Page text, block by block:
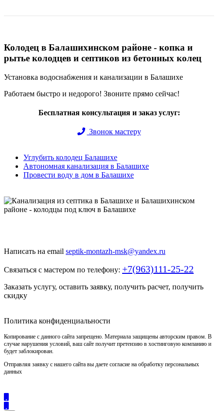
Колодец в Балашихинском районе - копка и
рытье колодцев и септиков из бетонных колец
Установка водоснабжения и канализации в Балашихе
Работаем быстро и недорого! Звоните прямо сейчас!
Бесплатная консультация и заказ услуг:
Звонок мастеру
Углубить колодец Балашихе
Автономная канализация в Балашихе
Провести воду в дом в Балашихе
Написать на email septik-montazh-msk@yandex.ru
Связаться с мастером по телефону: +7(963)111-25-22
Заказать услугу, оставить заявку, получить расчет, получить
скидку
Политика конфиденциальности
Копирование с данного сайта запрещено. Материала защищены авторским правом. В
случае нарушения условий, ваш сайт получит претензию в хостинговую компанию и
будет заблокирован.
Отправляя заявку с нашего сайта вы даете согласие на обработку персональных
данных